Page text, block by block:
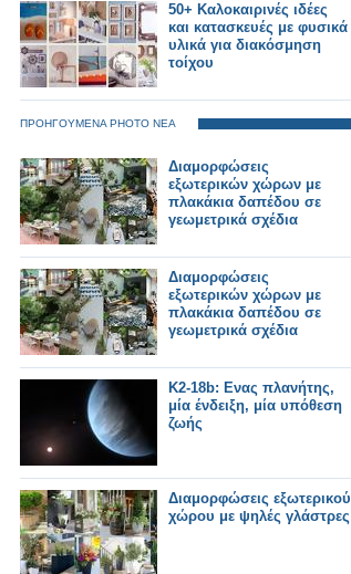
50+ Καλοκαιρινές ιδέες
και κατασκευές με φυσικά
υλικά για διακόσμηση
τοίχου
ΠΡΟΗΓΟΥΜΕΝΑ PHOTO ΝΕΑ
Διαμορφώσεις
εξωτερικών χώρων με
πλακάκια δαπέδου σε
γεωμετρικά σχέδια
Διαμορφώσεις
εξωτερικών χώρων με
πλακάκια δαπέδου σε
γεωμετρικά σχέδια
K2-18b: Ενας πλανήτης,
μία ένδειξη, μία υπόθεση
ζωής
Διαμορφώσεις εξωτερικού
χώρου με ψηλές γλάστρες